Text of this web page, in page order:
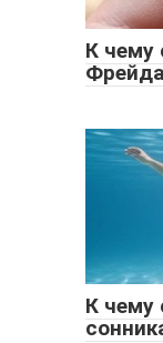
К чему
К чему